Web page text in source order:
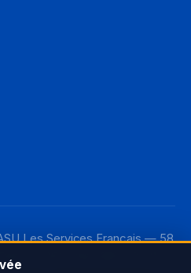
Les Services Français — 58
— RCS Paris 987 733 110